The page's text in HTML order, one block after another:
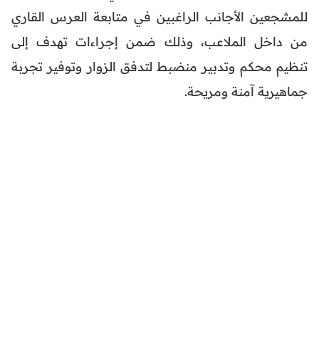
للمشجعين الأجانب الراغبين في متابعة العرس القاري
من داخل الملاعب، وذلك ضمن إجراءات تهدف إلى
تنظيم محكم وتدبير منضبط لتدفق الزوار وتوفير تجربة
جماهيرية آمنة ومريحة.